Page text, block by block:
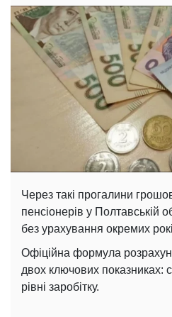
Через такі прогалини
пенсіонерів у Полтавській
без урахування окремих
Офіційна формула
двох ключових показниках:
рівні заробітку.